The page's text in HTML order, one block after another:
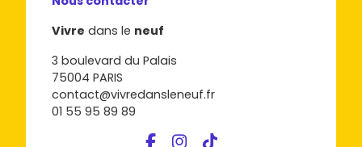
Vivre dans le neuf
3 boulevard du Palais
75004 PARIS
contact@vivredansleneuf.fr
01 55 95 89 89